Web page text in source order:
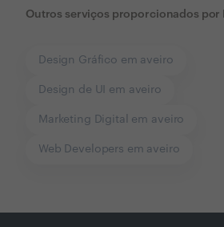
Outros serviços proporcionados por
Design Gráfico em aveiro
Design de UI em aveiro
Marketing Digital em aveiro
Web Developers em aveiro